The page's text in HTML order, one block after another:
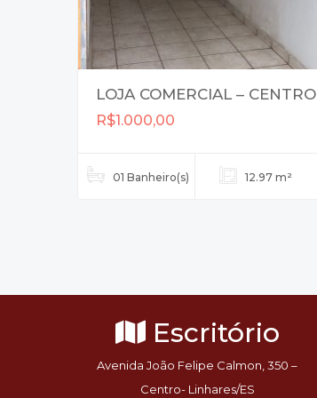
LOJA COMERCIAL – CENTRO
R$1.000,00
01 Banheiro(s) 12.97 m²
Escritório
Avenida João Felipe Calmon, 350 –
Centro- Linhares/ES